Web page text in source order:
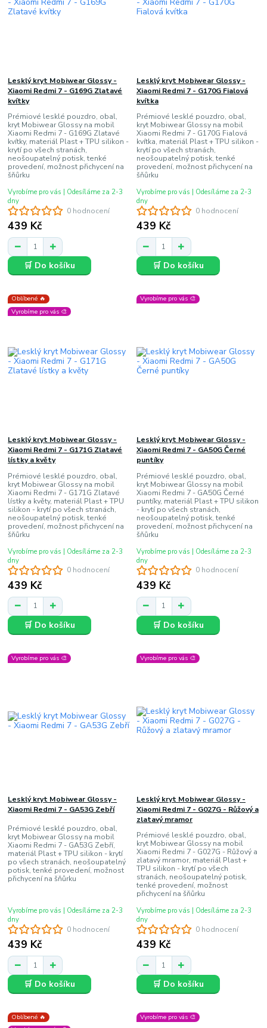
0 hodnocení
Lesklý kryt Mobiwear Glossy -
Xiaomi Redmi 7 - G169G Zlatavé
kvítky
Prémiové lesklé pouzdro, obal,
kryt Mobiwear Glossy na mobil
Xiaomi Redmi 7 - G169G Zlatavé
kvítky, materiál Plast + TPU silikon -
krytí po všech stranách,
neošoupatelný potisk, tenké
provedení, možnost přichycení na
šňůrku
439 Kč
Vyrobíme pro vás | Odesíláme za 2-3
dny
🛒 Do košíku
0 hodnocení
Lesklý kryt Mobiwear Glossy -
Xiaomi Redmi 7 - G170G Fialová
kvítka
Prémiové lesklé pouzdro, obal,
kryt Mobiwear Glossy na mobil
Xiaomi Redmi 7 - G170G Fialová
kvítka, materiál Plast + TPU silikon -
krytí po všech stranách,
neošoupatelný potisk, tenké
provedení, možnost přichycení na
šňůrku
439 Kč
Vyrobíme pro vás | Odesíláme za 2-3
dny
🛒 Do košíku
Oblíbené 🔥
Vyrobíme pro vás 🎨
0 hodnocení
Lesklý kryt Mobiwear Glossy -
Xiaomi Redmi 7 - G171G Zlatavé
lístky a květy
Prémiové lesklé pouzdro, obal,
kryt Mobiwear Glossy na mobil
Xiaomi Redmi 7 - G171G Zlatavé
lístky a květy, materiál Plast + TPU
silikon - krytí po všech stranách,
neošoupatelný potisk, tenké
provedení, možnost přichycení na
šňůrku
439 Kč
Vyrobíme pro vás | Odesíláme za 2-3
dny
🛒 Do košíku
Vyrobíme pro vás 🎨
0 hodnocení
Lesklý kryt Mobiwear Glossy -
Xiaomi Redmi 7 - GA50G Černé
puntíky
Prémiové lesklé pouzdro, obal,
kryt Mobiwear Glossy na mobil
Xiaomi Redmi 7 - GA50G Černé
puntíky, materiál Plast + TPU silikon
- krytí po všech stranách,
neošoupatelný potisk, tenké
provedení, možnost přichycení na
šňůrku
439 Kč
Vyrobíme pro vás | Odesíláme za 2-3
dny
🛒 Do košíku
Vyrobíme pro vás 🎨
0 hodnocení
Lesklý kryt Mobiwear Glossy -
Xiaomi Redmi 7 - GA53G Zebří
Prémiové lesklé pouzdro, obal,
kryt Mobiwear Glossy na mobil
Xiaomi Redmi 7 - GA53G Zebří,
materiál Plast + TPU silikon - krytí
po všech stranách, neošoupatelný
potisk, tenké provedení, možnost
přichycení na šňůrku
439 Kč
Vyrobíme pro vás | Odesíláme za 2-3
dny
🛒 Do košíku
Vyrobíme pro vás 🎨
0 hodnocení
Lesklý kryt Mobiwear Glossy -
Xiaomi Redmi 7 - G027G - Růžový a
zlatavý mramor
Prémiové lesklé pouzdro, obal,
kryt Mobiwear Glossy na mobil
Xiaomi Redmi 7 - G027G - Růžový a
zlatavý mramor, materiál Plast +
TPU silikon - krytí po všech
stranách, neošoupatelný potisk,
tenké provedení, možnost
přichycení na šňůrku
439 Kč
Vyrobíme pro vás | Odesíláme za 2-3
dny
🛒 Do košíku
Oblíbené 🔥
Vyrobíme pro vás 🎨